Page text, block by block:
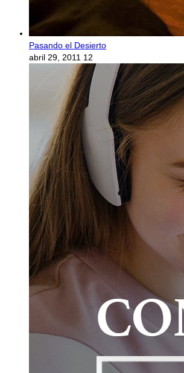
Pasando el Desierto
abril 29, 2011 12